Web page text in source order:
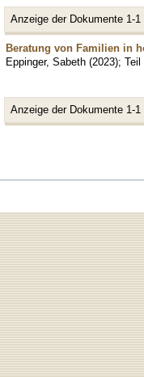
Anzeige der Dokumente 1-1
Beratung von Familien in
Eppinger, Sabeth (2023); Teil
Anzeige der Dokumente 1-1